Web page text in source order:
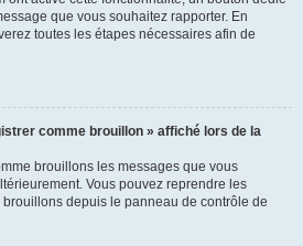
que vous souhaitez rapporter. En
toutes les étapes nécessaires afin de
comme brouillon » affiché lors de la
brouillons les messages que vous
Vous pouvez reprendre les
depuis le panneau de contrôle de